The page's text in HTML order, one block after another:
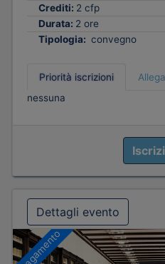
Crediti: 2 cfp
Durata: 2 ore
Tipologia: convegno
Priorità iscrizioni
nessuna
Dettagli evento
A pagamento